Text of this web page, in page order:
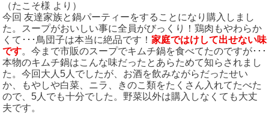
（たこそ様 より）
今回 友達家族と鍋パーティーをすることになり購入しまし
た。スープがおいしい事に全員がびっくり！鶏肉もやわらか
くて･･･鳥団子は本当に絶品です！ 家庭ではけして出せない味
です。今まで市販のスープでキムチ鍋を食べてたのですが･･･
本物のキムチ鍋はこんな味だったとあらためて知らされまし
た。今回大人5人でしたが、お酒を飲みながらだったせい
か、もやしや白菜、ニラ、きのこ類をたくさん入れてたべた
ので、5人でも十分でした。野菜以外は購入しなくても大丈
夫です。